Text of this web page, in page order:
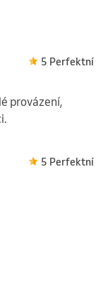
5 Perfektní
provázení,
5 Perfektní